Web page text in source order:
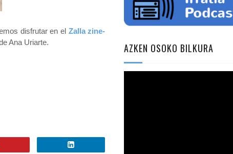
disfrutar en el Zalla zine-
Ana Uriarte. AZKEN OSOKO BILKURA